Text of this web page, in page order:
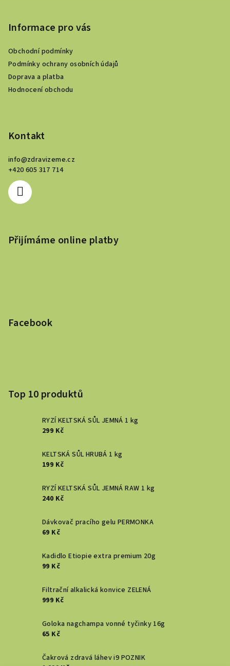
Informace pro vás
Obchodní podmínky
Podmínky ochrany osobních údajů
Doprava a platba
Hodnocení obchodu
Kontakt
info@zdravizeme.cz
+420 605 317 714
Přijímáme online platby
Facebook
Top 10 produktů
RYZÍ KELTSKÁ SŮL JEMNÁ 1 kg
299 Kč
KELTSKÁ SŮL HRUBÁ 1 kg
199 Kč
RYZÍ KELTSKÁ SŮL JEMNÁ RAW 1 kg
240 Kč
Dávkovač pracího gelu PERMONKA
69 Kč
Kadidlo Etiopie extra premium 20g
99 Kč
Filtrační alkalická konvice ZELENÁ
999 Kč
Goloka nagchampa vonné tyčinky 16g
65 Kč
Čakrová zdravá láhev i9 POZNIK